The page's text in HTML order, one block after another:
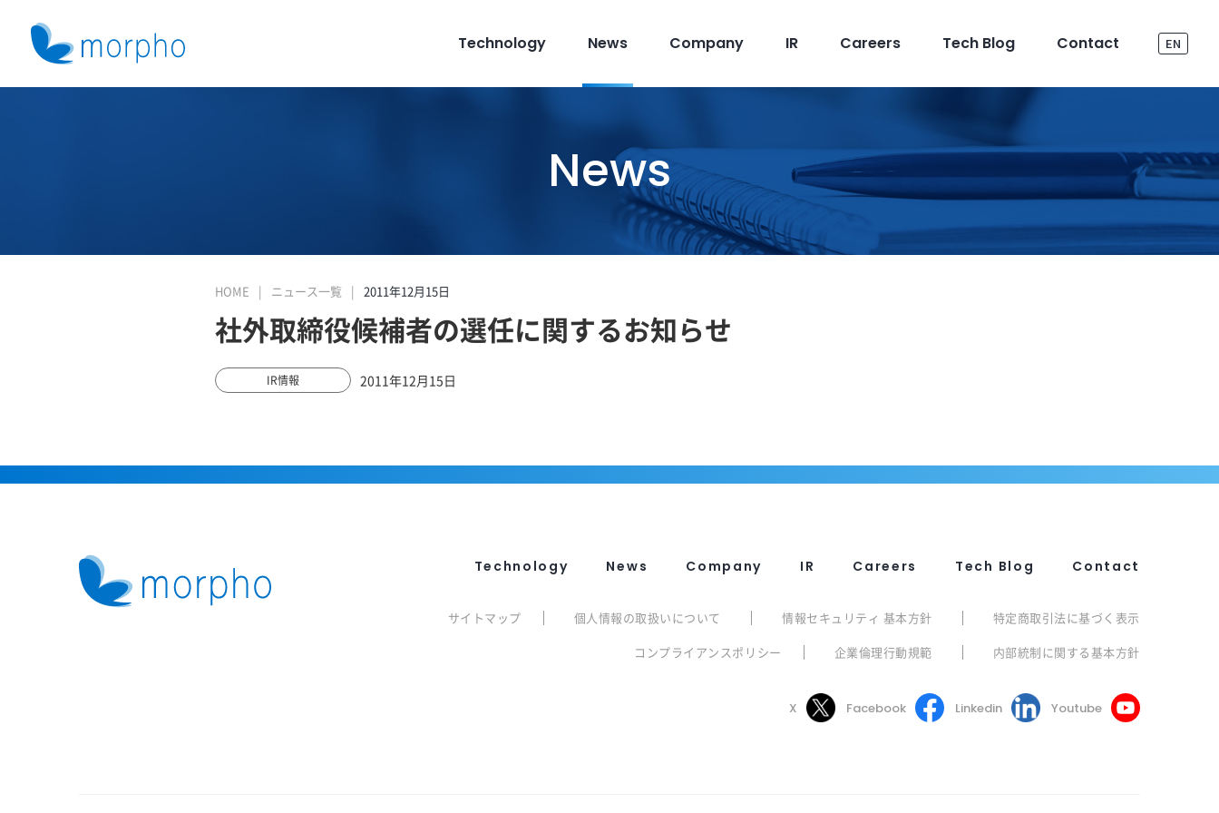
Technology News Company IR Careers Tech Blog Contact EN
News
HOME ニュース一覧 2011年12月15日
社外取締役候補者の選任に関するお知らせ
IR情報 2011年12月15日
Technology News Company IR Careers Tech Blog Contact
サイトマップ 個人情報の取扱いについて 情報セキュリティ 基本方針
特定商取引法に基づく表示
コンプライアンスポリシー
企業倫理行動規範 内部統制に関する基本方針
X Facebook Linkedin Youtube